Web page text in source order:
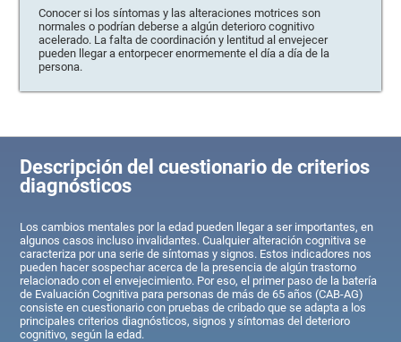
Conocer si los síntomas y las alteraciones motrices son
normales o podrían deberse a algún deterioro cognitivo
acelerado. La falta de coordinación y lentitud al envejecer
pueden llegar a entorpecer enormemente el día a día de la
persona.
Descripción del cuestionario de criterios
diagnósticos
Los cambios mentales por la edad pueden llegar a ser importantes, en
algunos casos incluso invalidantes. Cualquier alteración cognitiva se
caracteriza por una serie de síntomas y signos. Estos indicadores nos
pueden hacer sospechar acerca de la presencia de algún trastorno
relacionado con el envejecimiento. Por eso, el primer paso de la batería
de Evaluación Cognitiva para personas de más de 65 años (CAB-AG)
consiste en cuestionario con pruebas de cribado que se adapta a los
principales criterios diagnósticos, signos y síntomas del deterioro
cognitivo, según la edad.